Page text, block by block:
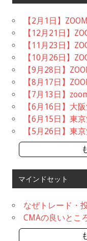
【2月1日】
【12月21日】
【11月23日】
【10月26日】
【9月28日】
【8月17日】
【7月13日】
【6月16日】大
【6月15日】東
【5月26日】東
マインドセット
なぜトレード・
CMAの良いとこ